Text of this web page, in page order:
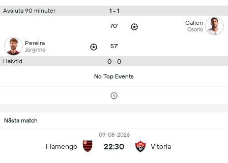
Avsluta 90 minuter 1 - 1
70' Calleri
Osorio
Pereira
Jorginho 57'
Halvtid 0 - 0
No Top Events
Nästa match
Flamengo
09-08-2026
22:30 Vitoria